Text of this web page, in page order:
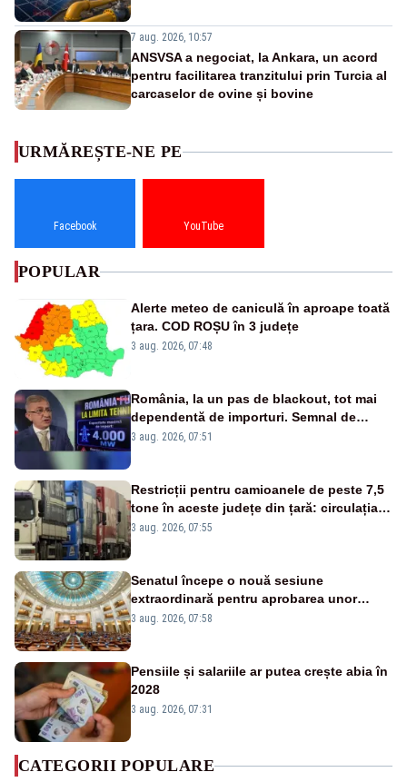
7 aug. 2026, 10:57
ANSVSA a negociat, la Ankara, un acord
pentru facilitarea tranzitului prin Turcia al
carcaselor de ovine și bovine
URMĂREȘTE-NE PE
Facebook YouTube
POPULAR
Alerte meteo de caniculă în aproape toată
țara. COD ROȘU în 3 județe
3 aug. 2026, 07:48
România, la un pas de blackout, tot mai
dependentă de importuri. Semnal de
alarmă tras de un expert în energie
3 aug. 2026, 07:51
Restricții pentru camioanele de peste 7,5
tone în aceste județe din țară: circulația
este interzisă luni, între orele 12:00 și
3 aug. 2026, 07:55
Senatul începe o nouă sesiune
extraordinară pentru aprobarea unor
jaloane din PNRR
3 aug. 2026, 07:58
Pensiile și salariile ar putea crește abia în
2028
3 aug. 2026, 07:31
CATEGORII POPULARE